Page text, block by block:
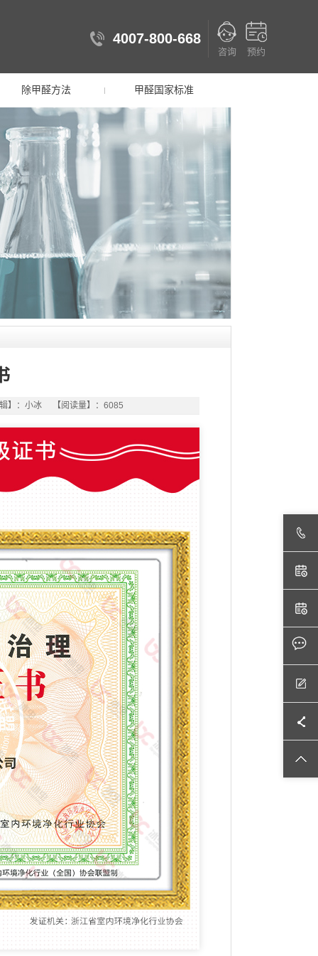
4007-800-668
咨询 预约
除甲醛方法 甲醛国家标准
】：小冰 【阅读量】：6085